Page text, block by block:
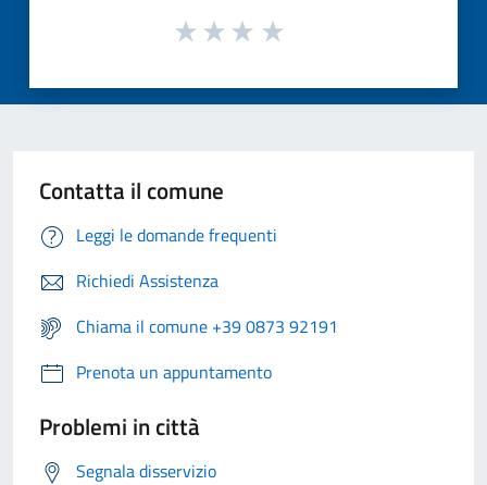
Contatta il comune
Leggi le domande frequenti
Richiedi Assistenza
Chiama il comune +39 0873 92191
Prenota un appuntamento
Problemi in città
Segnala disservizio